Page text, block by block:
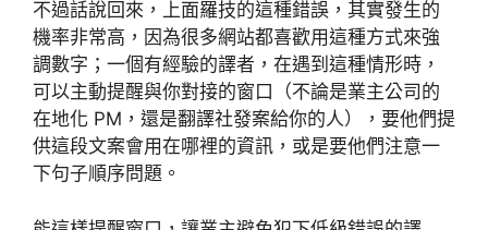
不過話說回來，上面羅技的這種錯誤，其實發生的
機率非常高，因為很多網站都喜歡用這種方式來強
調數字；一個有經驗的譯者，在遇到這種情形時，
可以主動提醒與你對接的窗口（不論是業主公司的
在地化 PM，還是翻譯社發案給你的人），要他們提
供這段文案會用在哪裡的資訊，或是要他們注意一
下句子順序問題。